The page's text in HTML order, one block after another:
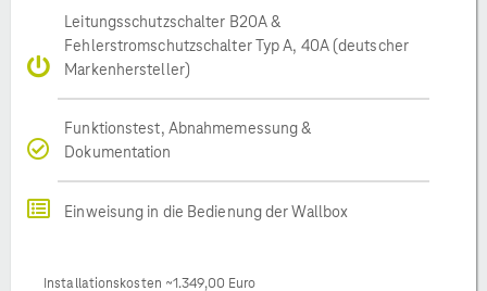
Leitungsschutzschalter B20A &
Fehlerstromschutzschalter Typ A, 40A (deutscher
Markenhersteller)
Funktionstest, Abnahmemessung &
Dokumentation
Einweisung in die Bedienung der Wallbox
Installationskosten ~1.349,00 Euro